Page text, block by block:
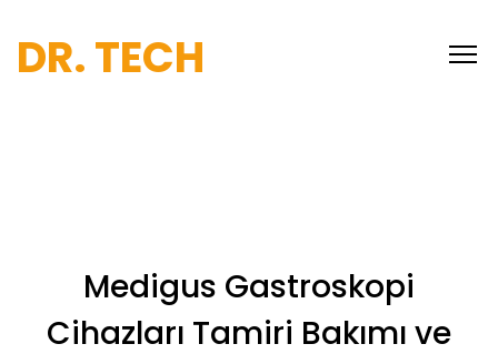
DR. TECH
Medigus Gastroskopi
Cihazları Tamiri Bakımı ve